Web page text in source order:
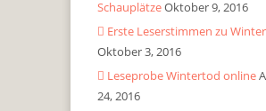
SchauplätzeOktober 9, 2016
Erste Leserstimmen zu
Oktober 3, 2016
Leseprobe Wintertod online
24, 2016